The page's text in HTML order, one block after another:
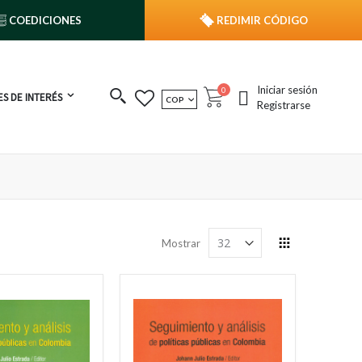
COEDICIONES REDIMIR CÓDIGO
DE INTERÉS MONEDA
COP Cart
0 publicacionesIniciar sesión
Registrarse
Ver
Mostrar